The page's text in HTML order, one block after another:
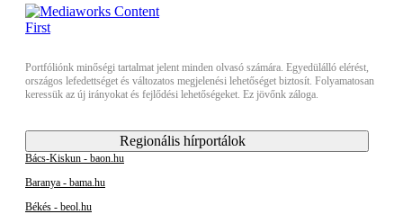
Portfóliónk minőségi tartalmat jelent minden olvasó számára. Egyedülálló elérést,
országos lefedettséget és változatos megjelenési lehetőséget biztosít. Folyamatosan
keressük az új irányokat és fejlődési lehetőségeket. Ez jövőnk záloga.
Regionális hírportálok
Bács-Kiskun - baon.hu
Baranya - bama.hu
Békés - beol.hu